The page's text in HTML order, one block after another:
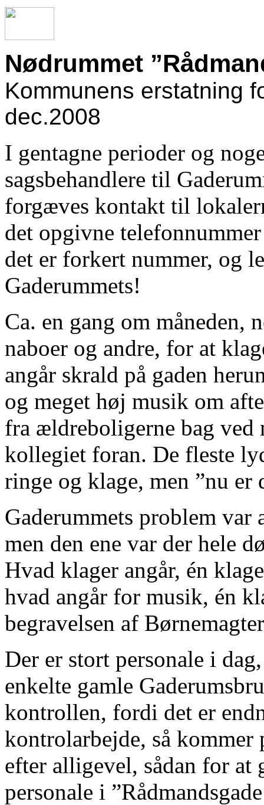
Nødrummet
Kommunens erstatning
dec.2008
I gentagne perioder og
sagsbehandlere til
forgæves kontakt til
det opgivne
det er forkert nummer, og
Gaderummets!
Ca. en gang om måneden,
naboer og andre, for at
angår skrald på gaden
og meget høj musik om
fra ældreboligerne bag ved
kollegiet foran. De fleste
ringe og klage, men ”nu er
Gaderummets problem var
men den ene var der hele
Hvad klager angår, én
hvad angår for musik, én
begravelsen af
Der er stort personale i
enkelte gamle
kontrollen, fordi det er
kontrolarbejde, så
efter alligevel, sådan for at
personale i